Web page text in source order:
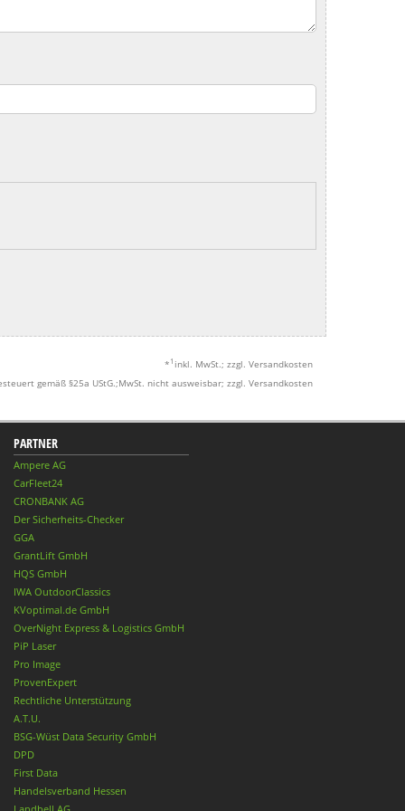
* 1 inkl. MwSt.; zzgl. Versandkosten
gemäß §25a UStG.;MwSt. nicht ausweisbar; zzgl. Versandkosten
PARTNER
Ampere AG
CarFleet24
CRONBANK AG
Der Sicherheits-Checker
GGA
GrantLift GmbH
HQS GmbH
IWA OutdoorClassics
KVoptimal.de GmbH
OverNight Express & Logistics GmbH
PiP Laser
Pro Image
ProvenExpert
Rechtliche Unterstützung
A.T.U.
BSG-Wüst Data Security GmbH
DPD
First Data
Handelsverband Hessen